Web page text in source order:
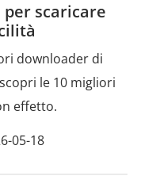
scaricare
downloader di
le 10 migliori
effetto.
05-18